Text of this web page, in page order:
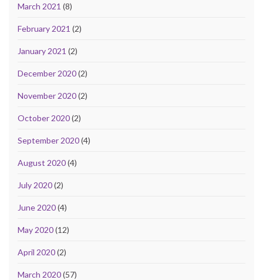
March 2021 (8)
February 2021 (2)
January 2021 (2)
December 2020(2)
November 2020(2)
October 2020(2)
September 2020(4)
August 2020(4)
July 2020(2)
June 2020(4)
May 2020(12)
April 2020(2)
March 2020(57)